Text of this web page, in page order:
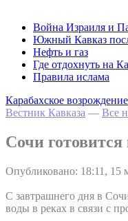
Война Израиля и
Южный Кавказ
Нефть и газ
Где отдохнуть на
Правила ислама
Карабахское возрождение
Вестник Кавказа — Все
Сочи готовится
Опубликовано: 18:11, 15
С завтрашнего дня в
воды в реках в связи с